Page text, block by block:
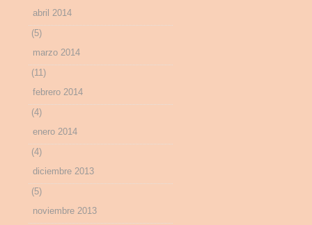
abril 2014
(5)
marzo 2014
(11)
febrero 2014
(4)
enero 2014
(4)
diciembre 2013
(5)
noviembre 2013